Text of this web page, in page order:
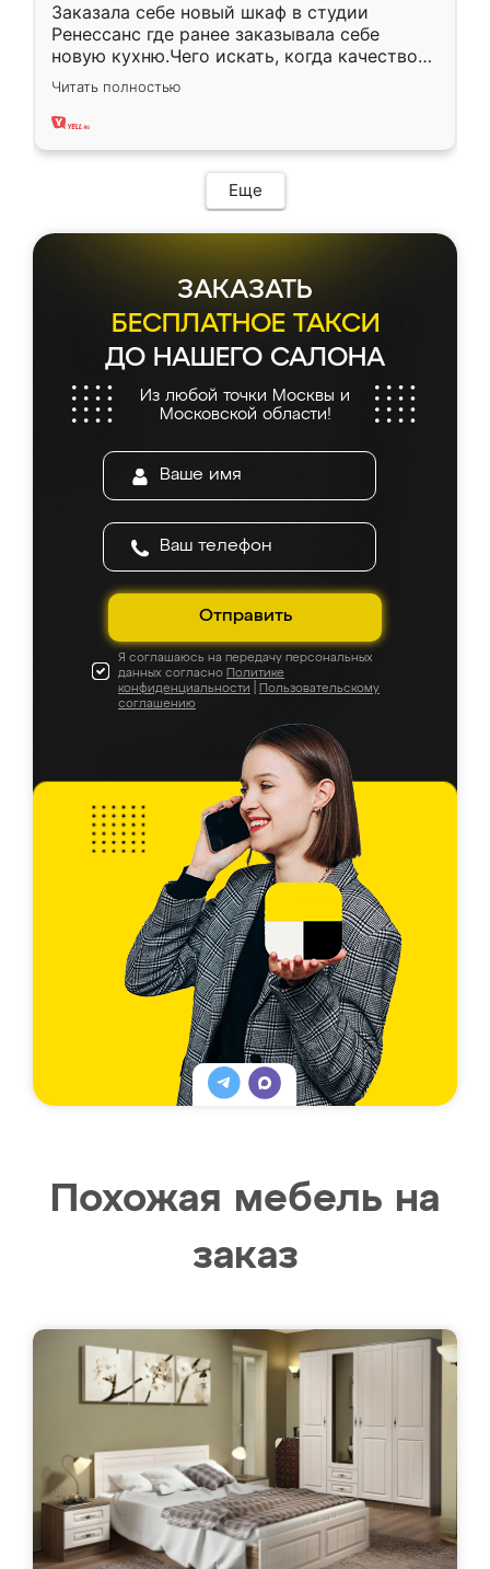
Заказала себе новый шкаф в студии
Ренессанс где ранее заказывала себе
новую кухню.Чего искать, когда качеством
вполне довольна. Служит кухня уже почти
два года, нареканий нет.
Читать полностью
Еще
ЗАКАЗАТЬ
БЕСПЛАТНОЕ ТАКСИ
ДО НАШЕГО САЛОНА
Из любой точки Москвы и
Московской области!
Отправить
Я соглашаюсь на передачу персональных
данных согласно Политике
конфиденциальности
Пользовательскому
соглашению
Похожая мебель на
заказ